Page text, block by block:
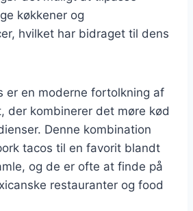
køkkener og
hvilket har bidraget til dens
er en moderne fortolkning af
der kombinerer det møre kød
Denne kombination
tacos til en favorit blandt
og de er ofte at finde på
restauranter og food